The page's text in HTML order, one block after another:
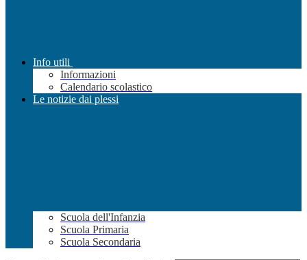
Info utili
Informazioni
Calendario scolastico
Le notizie dai plessi
Scuola dell'Infanzia
Scuola Primaria
Scuola Secondaria